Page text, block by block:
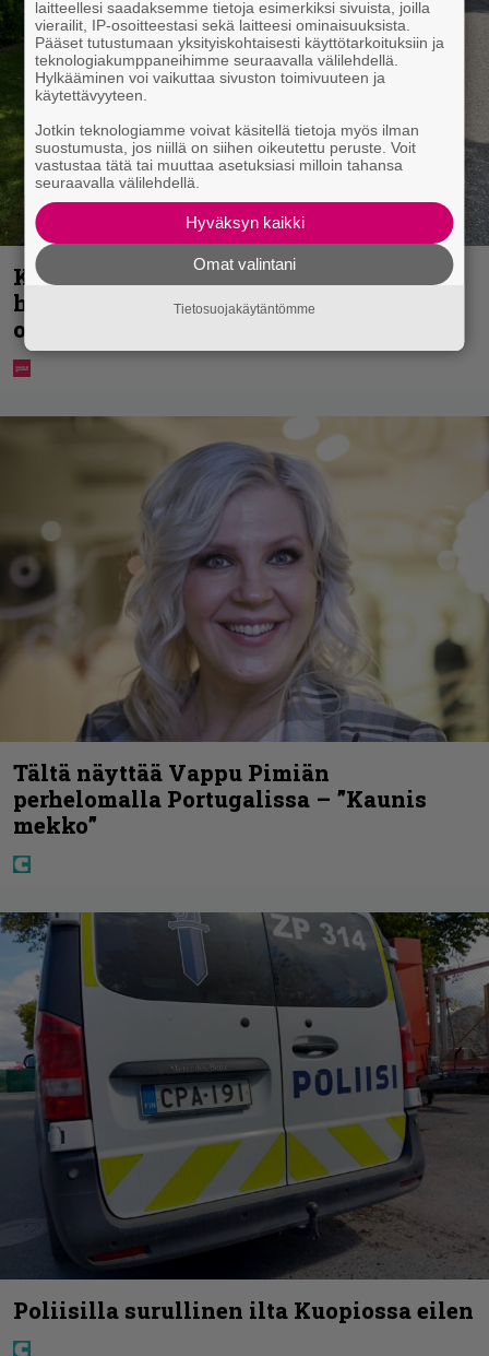
Koululaisille jaetaan ilmaisia
heijastinreppuja – näin voit lunastaa
omasi S-marketista
Tältä näyttää Vappu Pimiän
perhelomalla Portugalissa – ”Kaunis
mekko”
Poliisilla surullinen ilta Kuopiossa eilen
laitteellesi saadaksemme tietoja esimerkiksi sivuista, joilla
vierailit, IP-osoitteestasi sekä laitteesi ominaisuuksista.
Pääset tutustumaan yksityiskohtaisesti käyttötarkoituksiin ja
teknologiakumppaneihimme seuraavalla välilehdellä.
Hylkääminen voi vaikuttaa sivuston toimivuuteen ja
käytettävyyteen.
Jotkin teknologiamme voivat käsitellä tietoja myös ilman
suostumusta, jos niillä on siihen oikeutettu peruste. Voit
vastustaa tätä tai muuttaa asetuksiasi milloin tahansa
seuraavalla välilehdellä.
Hyväksyn kaikki
Omat valintani
Tietosuojakäytäntömme